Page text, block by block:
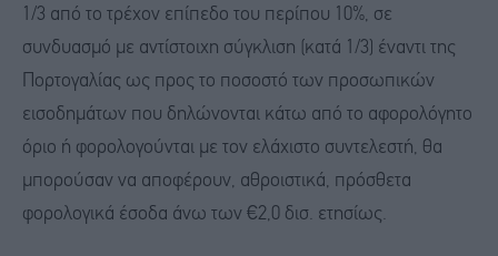
1/3 από το τρέχον επίπεδο του περίπου 10%, σε
συνδυασμό με αντίστοιχη σύγκλιση (κατά 1/3) έναντι της
Πορτογαλίας ως προς το ποσοστό των προσωπικών
εισοδημάτων που δηλώνονται κάτω από το αφορολόγητο
όριο ή φορολογούνται με τον ελάχιστο συντελεστή, θα
μπορούσαν να αποφέρουν, αθροιστικά, πρόσθετα
φορολογικά έσοδα άνω των €2,0 δισ. ετησίως.